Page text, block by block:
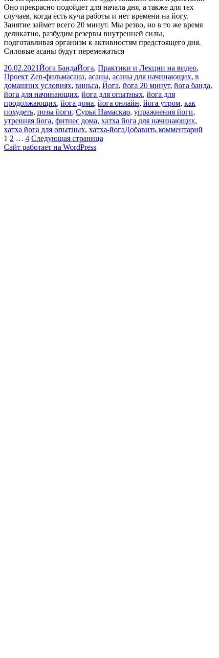
Оно прекрасно подойдет для начала дня, а также для тех
случаев, когда есть куча работы и нет времени на йогу.
Занятие займет всего 20 минут. Мы резво, но в то же время
деликатно, разбудим резервы внутренней силы,
подготавливая организм к активностям предстоящего дня.
Силовые асаны будут перемежаться
Опубликовано
20.02.2021Автор
Йога БандаРубрики
Йога, Практики и Лекции на видео,
Проект Zen-фильмМетки
асана, асаны, асаны для начинающих, в
домашних условиях, виньса, Йога, йога 20 минут, йога банда,
йога для начинающих, йога для опытных, йога для
продолжающих, йога дома, йога онлайн, йога утром, как
похудеть, позы йоги, Сурья Намаскар, упражнения йоги,
утренняя йога, фитнес дома, хатха йога для начинающих,
хатха йога для опытных, хатха-йогаДобавить комментарий
Пагинация
записей
Страница
1 Страница
2 … Страница
4 Следующая страница
Сайт работает на WordPress